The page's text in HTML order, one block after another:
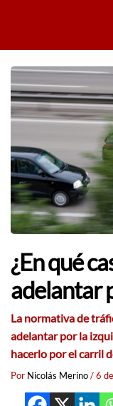
¿En qué
adelantar
La normativa de
adelantar por la
hacerlo por el carril
Por Nicolás Merino/6